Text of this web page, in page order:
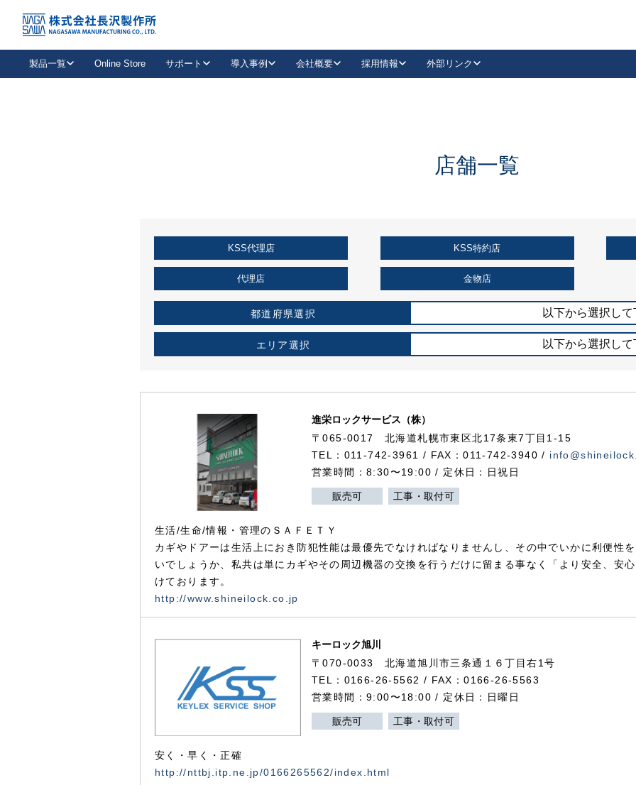
製品一覧
抗ウイルス・抗菌製品
キーレックスを品番からお探しいただけます。
Online Store サポート
取扱店情報
お役立ち情報
導入事例
企業様採用事例
会社概要 採用情報 外部リンク
LinkedIn
KSS加盟店・取扱店情報
店舗一覧
店舗一覧
KSS代理店 KSS特約店
代理店 金物店
都道府県選択 以下から選択し
エリア選択 以下から選択し
進栄ロックサービス（株）
〒065-0017 北海道札幌市東区北17条東7丁目1-15
TEL：011-742-3961 / FAX：011-742-3940 /
営業時間：8:30〜19:00 / 定休日：日祝日
販売可 工事・取付可
生活/生命/情報・管理のＳＡＦＥＴＹ
カギやドアーは生活上におき防犯性能は最優先でなければなりませんし、その中でいかに利便性
いでしょうか、私共は単にカギやその周辺機器の交換を行うだけに留まる事なく「より安全、安
けております。
http://www.shineilock.co.jp
キーロック旭川
〒070-0033 北海道旭川市三条通１６丁目右1号
TEL：0166-26-5562 / FAX：0166-26-5563
営業時間：9:00〜18:00 / 定休日：日曜日
販売可 工事・取付可
安く・早く・正確
http://nttbj.itp.ne.jp/0166265562/index.html